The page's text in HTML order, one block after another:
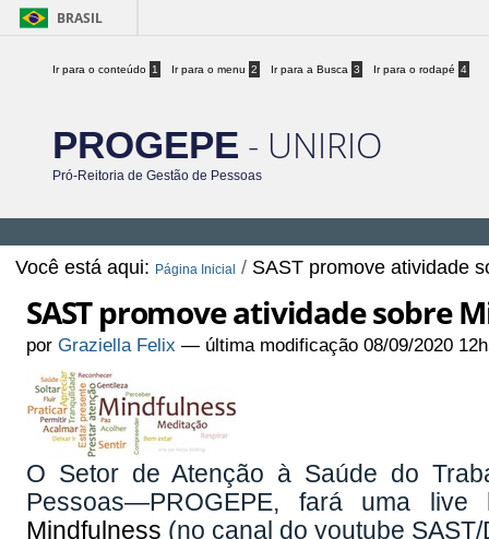
BRASIL
Ir para o conteúdo 1 Ir para o menu 2 Ir para a Busca 3 Ir para o rodapé 4
PROGEPE - UNIRIO
Pró-Reitoria de Gestão de Pessoas
Você está aqui: Página Inicial / SAST promove atividade
SAST promove atividade sobre
porGraziella Felix — última modificação 08/09/2020
O Setor de Atenção à Saúde do
Pessoas—PROGEPE, fará uma
Mindfulness (no canal do youtube